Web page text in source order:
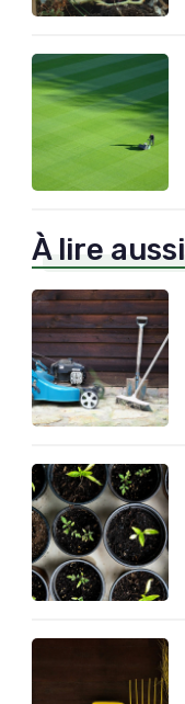
À lire aussi